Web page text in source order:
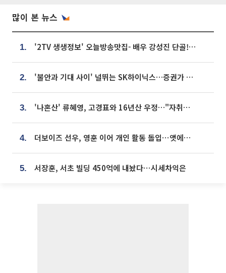
많이 본 뉴스
1. '2TV 생생정보' 오늘방송맛집- 배우 강성진 단골! 쌀국수ㆍ푸팟퐁 커리 맛집 '블○○○'
2. '불안과 기대 사이' 널뛰는 SK하이닉스…증권가 "HBM4·LTA 기반 펀터멘털 견고"
3. '나혼산' 류혜영, 고경표와 16년산 우정…"자취방서 부모님과 마주쳐"
4. 더보이즈 선우, 영훈 이어 개인 활동 돌입⋯앳에어리어와 전속계약
5. 서장훈, 서초 빌딩 450억에 내놨다⋯시세차익은